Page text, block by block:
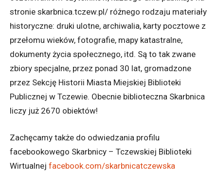
stronie skarbnica.tczew.pl/ różnego rodzaju materiały
historyczne: druki ulotne, archiwalia, karty pocztowe z
przełomu wieków, fotografie, mapy katastralne,
dokumenty życia społecznego, itd. Są to tak zwane
zbiory specjalne, przez ponad 30 lat, gromadzone
przez Sekcję Historii Miasta Miejskiej Biblioteki
Publicznej w Tczewie. Obecnie biblioteczna Skarbnica
liczy już 2670 obiektów!
Zachęcamy także do odwiedzania profilu
facebookowego Skarbnicy – Tczewskiej Biblioteki
Wirtualnej facebook.com/skarbnicatczewska